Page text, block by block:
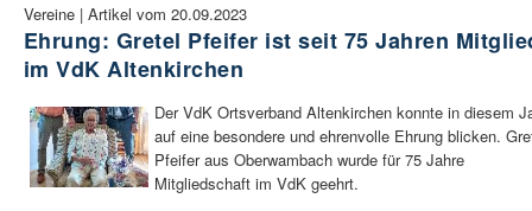
Vereine | Artikel vom 20.09.2023
Ehrung: Gretel Pfeifer ist seit 75 Jahren
im VdK Altenkirchen
Der VdK Ortsverband Altenkirchen konnte in diesem
auf eine besondere und ehrenvolle Ehrung blicken.
Pfeifer aus Oberwambach wurde für 75 Jahre
Mitgliedschaft im VdK geehrt.